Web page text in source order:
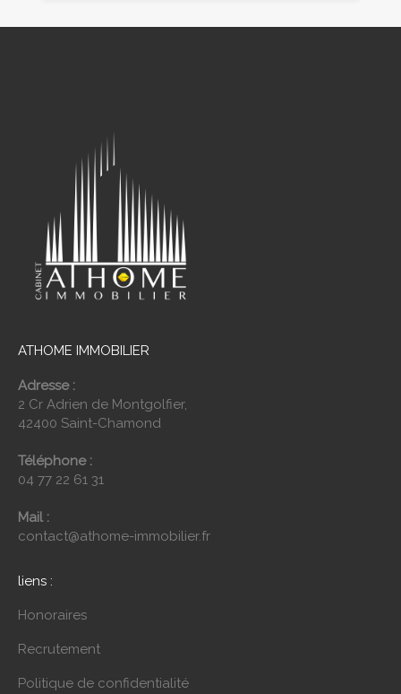
ATHOME IMMOBILIER
Adresse :
2 Cr Adrien de Montgolfier,
42400 Saint-Chamond
Téléphone :
04 77 22 61 31
Mail :
contact@athome-immobilier.fr
liens :
Honoraires
Recrutement
Politique de confidentialité